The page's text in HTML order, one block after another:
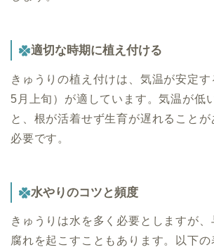
適切な時期に植え付ける
きゅうりの植え付けは、気温が安定
5月上旬）が適しています。気温が低
と、根が活着せず生育が遅れること
必要です。
水やりのコツと頻度
きゅうりは水を多く必要としますが、
腐れを起こすこともあります。以下の